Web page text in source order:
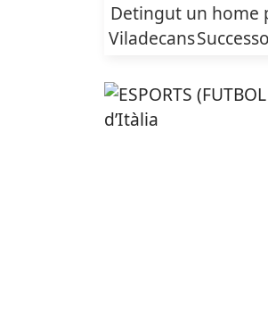
Detingut un home
Viladecans